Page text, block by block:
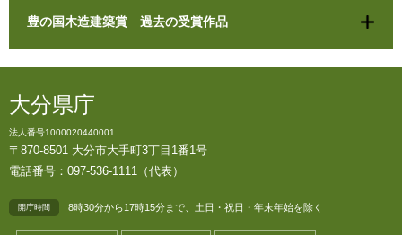
豊の国木造建築賞 過去の受賞作品
大分県庁
法人番号1000020440001
〒870-8501 大分市大手町3丁目1番1号
電話番号：097-536-1111（代表）
開庁時間 8時30分から17時15分まで、土日・祝日・年末年始を除く